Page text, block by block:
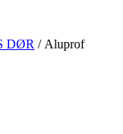
DØR / Aluprof